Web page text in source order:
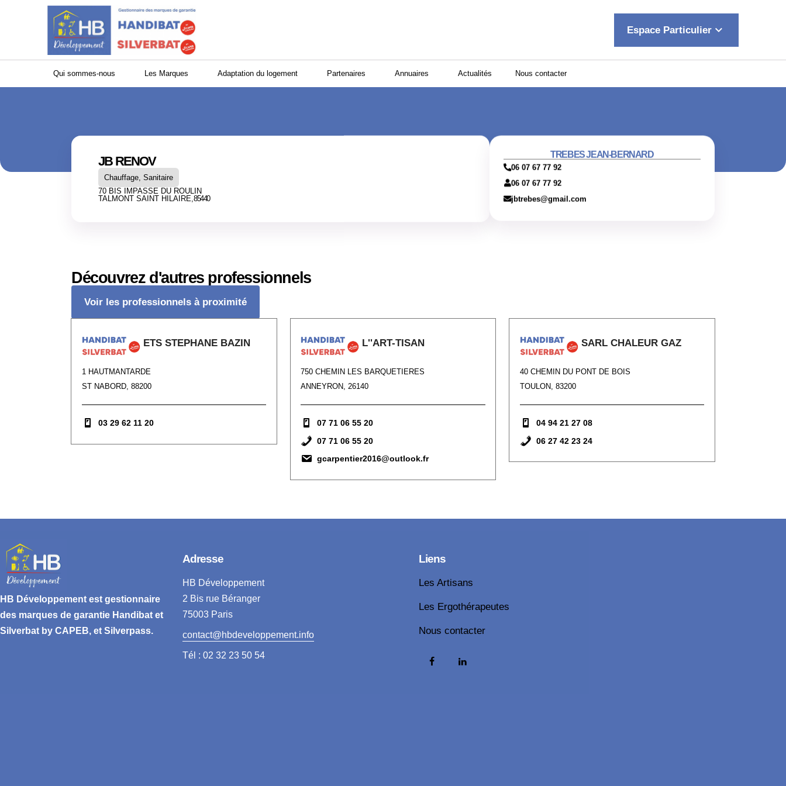
Panneau de gestion des cookies
Espace Particulier keyboard_arrow_down
Qui sommes-nous Les Marques Adaptation du logement Partenaires Annuaires Actualités Nous contacter
JB RENOV
Chauffage, Sanitaire
70 BIS IMPASSE DU ROULIN
TALMONT SAINT HILAIRE, 85440
TREBES JEAN-BERNARD
06 07 67 77 92
06 07 67 77 92
jbtrebes@gmail.com
Découvrez d'autres professionnels
Voir les professionnels à proximité
ETS STEPHANE BAZIN
1 HAUTMANTARDE
ST NABORD, 88200
03 29 62 11 20
L''ART-TISAN
750 CHEMIN LES BARQUETIERES
ANNEYRON, 26140
07 71 06 55 20
07 71 06 55 20
gcarpentier2016@outlook.fr
SARL CHALEUR GAZ
40 CHEMIN DU PONT DE BOIS
TOULON, 83200
04 94 21 27 08
06 27 42 23 24
HB Développement est gestionnaire
des marques de garantie Handibat et
Silverbat by CAPEB, et Silverpass.
Adresse
HB Développement
2 Bis rue Béranger
75003 Paris
contact@hbdeveloppement.info
Tél : 02 32 23 50 54
Liens
Les Artisans
Les Ergothérapeutes
Nous contacter